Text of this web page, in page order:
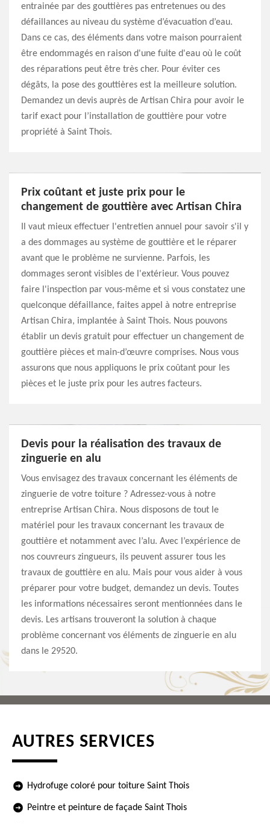
entrainée par des gouttières pas entretenues ou des
défaillances au niveau du système d’évacuation d’eau.
Dans ce cas, des éléments dans votre maison pourraient
être endommagés en raison d'une fuite d'eau où le coût
des réparations peut être très cher. Pour éviter ces
dégâts, la pose des gouttières est la meilleure solution.
Demandez un devis auprès de Artisan Chira pour avoir le
tarif exact pour l’installation de gouttière pour votre
propriété à Saint Thois.
Prix coûtant et juste prix pour le
changement de gouttière avec Artisan Chira
Il vaut mieux effectuer l'entretien annuel pour savoir s'il y
a des dommages au système de gouttière et le réparer
avant que le problème ne survienne. Parfois, les
dommages seront visibles de l'extérieur. Vous pouvez
faire l'inspection par vous-même et si vous constatez une
quelconque défaillance, faites appel à notre entreprise
Artisan Chira, implantée à Saint Thois. Nous pouvons
établir un devis gratuit pour effectuer un changement de
gouttière pièces et main-d’œuvre comprises. Nous vous
assurons que nous appliquons le prix coûtant pour les
pièces et le juste prix pour les autres facteurs.
Devis pour la réalisation des travaux de
zinguerie en alu
Vous envisagez des travaux concernant les éléments de
zinguerie de votre toiture ? Adressez-vous à notre
entreprise Artisan Chira. Nous disposons de tout le
matériel pour les travaux concernant les travaux de
gouttière et notamment avec l’alu. Avec l’expérience de
nos couvreurs zingueurs, ils peuvent assurer tous les
travaux de gouttière en alu. Mais pour vous aider à vous
préparer pour votre budget, demandez un devis. Toutes
les informations nécessaires seront mentionnées dans le
devis. Les artisans trouveront la solution à chaque
problème concernant vos éléments de zinguerie en alu
dans le 29520.
AUTRES SERVICES
Hydrofuge coloré pour toiture Saint Thois
Peintre et peinture de façade Saint Thois